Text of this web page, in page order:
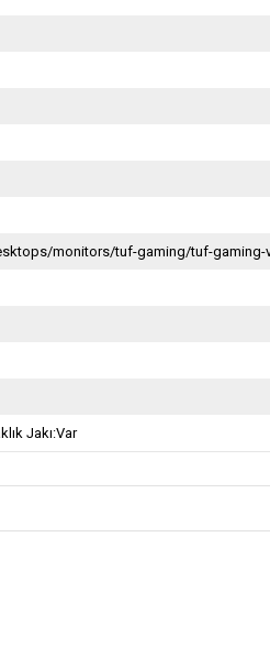
monitors/tuf-gaming/tuf-
Jakı:Var